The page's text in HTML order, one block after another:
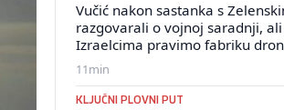
Vučić nakon sastanka s
razgovarali o vojnoj saradnji, ali
Izraelcima pravimo fabriku
11min
KLJUČNI PLOVNI PUT